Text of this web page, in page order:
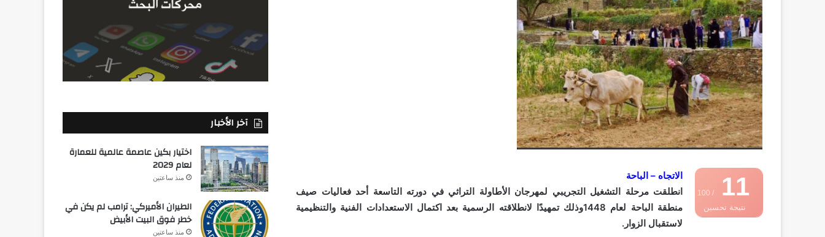
11
/ 100
نتيجة تحسين
الاتجاه – الباحة
انطلقت مرحلة التشغيل التجريبي لمهرجان الأطاولة التراثي في دورته التاسعة أحد فعاليات صيف
منطقة الباحة لعام 1448وذلك تمهيدًا لانطلاقته الرسمية بعد اكتمال الاستعدادات الفنية والتنظيمية
لاستقبال الزوار.
آخر الأخبار
اختيار بكين عاصمة عالمية للعمارة
لعام 2029
منذ ساعتين
الطيران الأميركي: ترامب لم يكن في
خطر فوق البيت الأبيض
منذ ساعتين